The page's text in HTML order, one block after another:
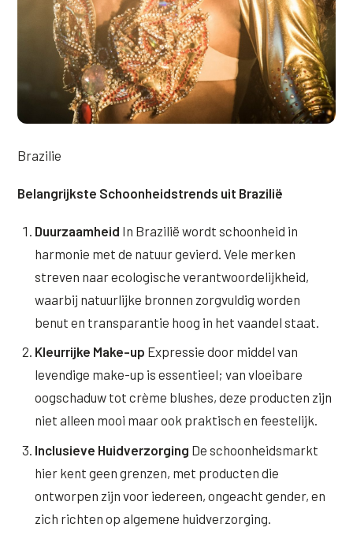
XL Hair
Alle behandelingen →
Brazilie
Belangrijkste Schoonheidstrends uit Brazilië
Duurzaamheid In Brazilië wordt schoonheid in
harmonie met de natuur gevierd. Vele merken
streven naar ecologische verantwoordelijkheid,
waarbij natuurlijke bronnen zorgvuldig worden
benut en transparantie hoog in het vaandel staat.
Kleurrijke Make-up Expressie door middel van
levendige make-up is essentieel; van vloeibare
oogschaduw tot crème blushes, deze producten zijn
niet alleen mooi maar ook praktisch en feestelijk.
Inclusieve Huidverzorging De schoonheidsmarkt
hier kent geen grenzen, met producten die
ontworpen zijn voor iedereen, ongeacht gender, en
zich richten op algemene huidverzorging.